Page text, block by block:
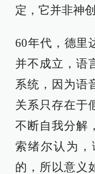
定，它并非神
60年代，德里
并不成立，语
系统，因为语
关系只存在于
不断自我分解
索绪尔认为
的，所以意义